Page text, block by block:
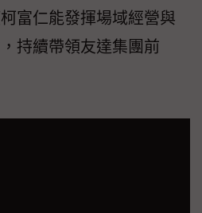
富仁能發揮場域經營與
持續帶領友達集團前